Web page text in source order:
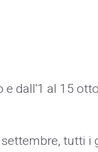
e dall'1 al 15
tutti i